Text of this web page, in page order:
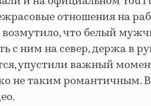
отношения на
что белый
ним на север, держа в
упустили важный
не таким романтичным.